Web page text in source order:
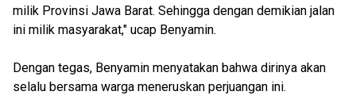
milik Provinsi Jawa Barat. Sehingga dengan demikian jalan
ini milik masyarakat," ucap Benyamin.
Dengan tegas, Benyamin menyatakan bahwa dirinya akan
selalu bersama warga meneruskan perjuangan ini.